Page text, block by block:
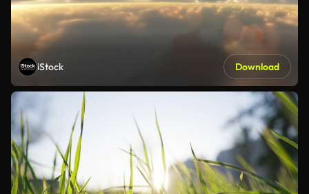
iStock Download